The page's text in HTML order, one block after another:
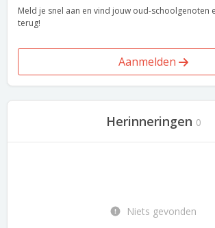
Meld je snel aan en vind jouw oud-schoolgenoten
terug!
Aanmelden
Herinneringen 0
Niets gevonden